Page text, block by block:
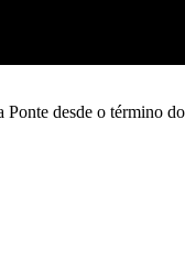
desde o término